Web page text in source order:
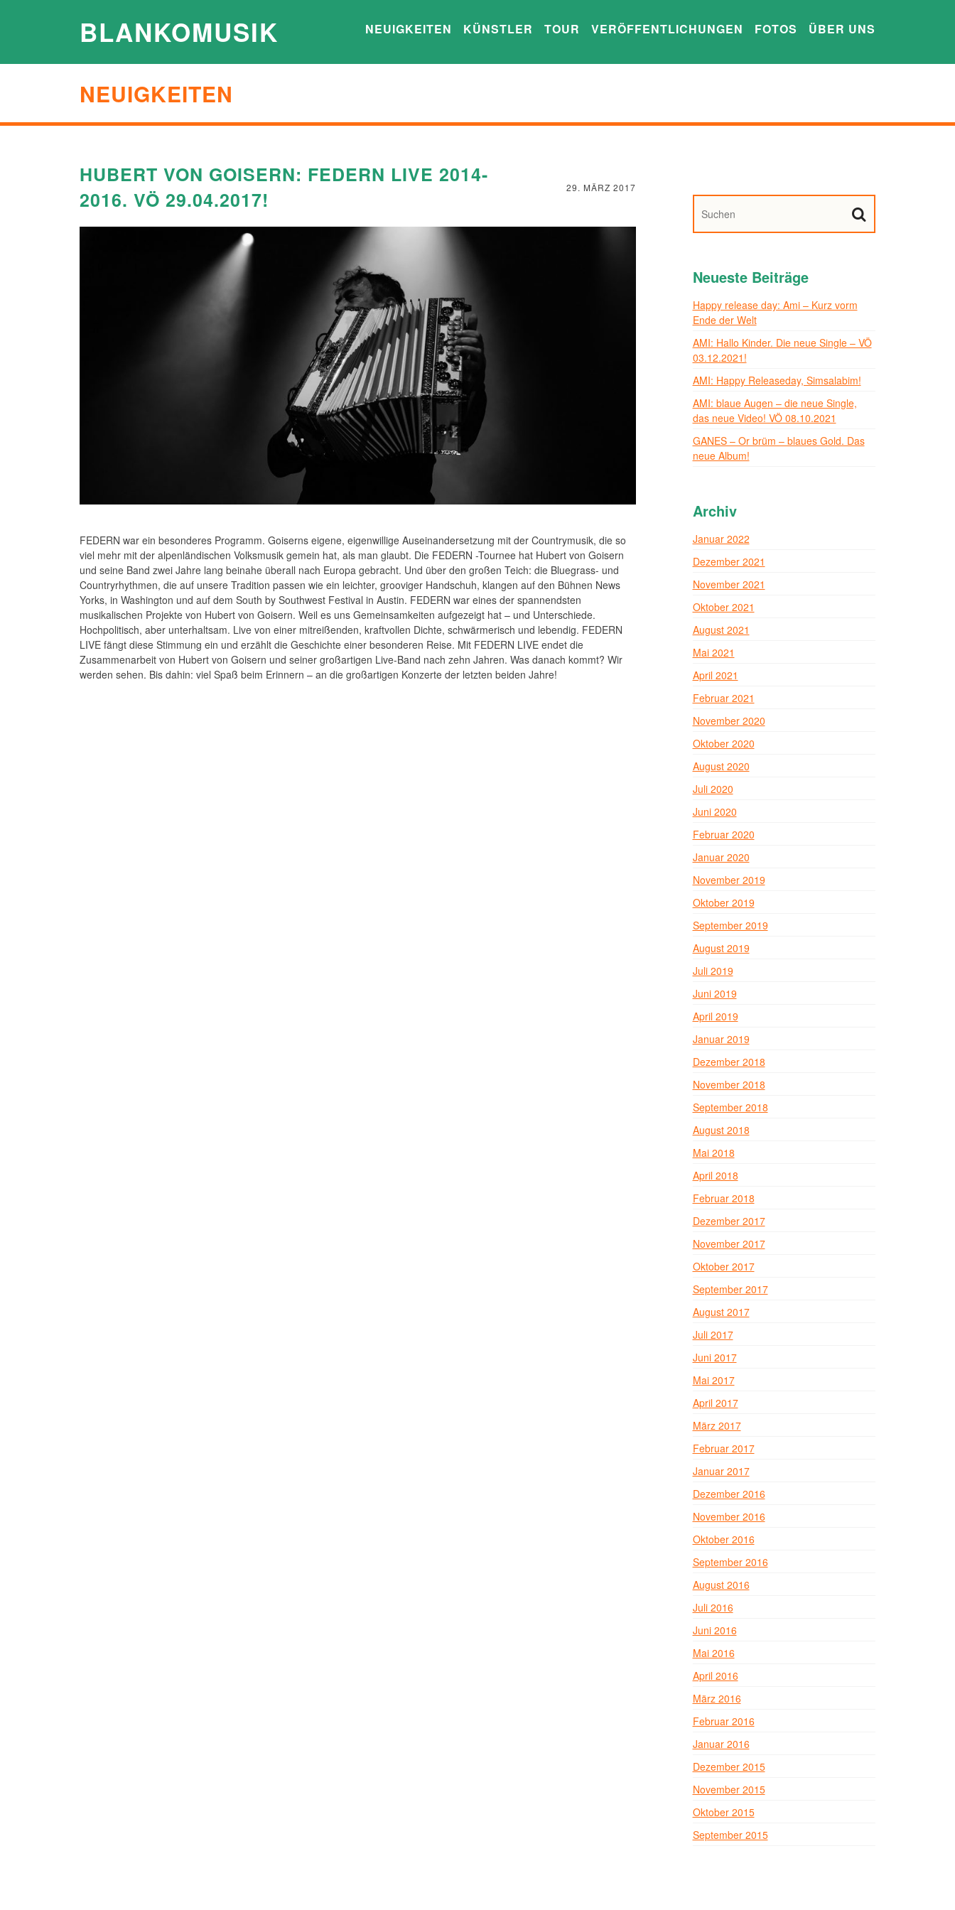
BLANKOMUSIK NEUIGKEITEN KÜNSTLER TOUR VERÖFFENTLICHUNGEN FOTOS ÜBER UNS
NEUIGKEITEN
HUBERT VON GOISERN: FEDERN LIVE 2014-
2016. VÖ 29.04.2017!
29. MÄRZ 2017
FEDERN war ein besonderes Programm. Goiserns eigene, eigenwillige Auseinandersetzung mit der Countrymusik, die so
viel mehr mit der alpenländischen Volksmusik gemein hat, als man glaubt. Die FEDERN -Tournee hat Hubert von Goisern
und seine Band zwei Jahre lang beinahe überall nach Europa gebracht. Und über den großen Teich: die Bluegrass- und
Countryrhythmen, die auf unsere Tradition passen wie ein leichter, grooviger Handschuh, klangen auf den Bühnen News
Yorks, in Washington und auf dem South by Southwest Festival in Austin. FEDERN war eines der spannendsten
musikalischen Projekte von Hubert von Goisern. Weil es uns Gemeinsamkeiten aufgezeigt hat – und Unterschiede.
Hochpolitisch, aber unterhaltsam. Live von einer mitreißenden, kraftvollen Dichte, schwärmerisch und lebendig. FEDERN
LIVE fängt diese Stimmung ein und erzählt die Geschichte einer besonderen Reise. Mit FEDERN LIVE endet die
Zusammenarbeit von Hubert von Goisern und seiner großartigen Live-Band nach zehn Jahren. Was danach kommt? Wir
werden sehen. Bis dahin: viel Spaß beim Erinnern – an die großartigen Konzerte der letzten beiden Jahre!
Neueste Beiträge
Happy release day: Ami – Kurz vorm
Ende der Welt
AMI: Hallo Kinder. Die neue Single – VÖ
03.12.2021!
AMI: Happy Releaseday, Simsalabim!
AMI: blaue Augen – die neue Single,
das neue Video! VÖ 08.10.2021
GANES – Or brüm – blaues Gold. Das
neue Album!
Archiv
Januar 2022
Dezember 2021
November 2021
Oktober 2021
August 2021
Mai 2021
April 2021
Februar 2021
November 2020
Oktober 2020
August 2020
Juli 2020
Juni 2020
Februar 2020
Januar 2020
November 2019
Oktober 2019
September 2019
August 2019
Juli 2019
Juni 2019
April 2019
Januar 2019
Dezember 2018
November 2018
September 2018
August 2018
Mai 2018
April 2018
Februar 2018
Dezember 2017
November 2017
Oktober 2017
September 2017
August 2017
Juli 2017
Juni 2017
Mai 2017
April 2017
März 2017
Februar 2017
Januar 2017
Dezember 2016
November 2016
Oktober 2016
September 2016
August 2016
Juli 2016
Juni 2016
Mai 2016
April 2016
März 2016
Februar 2016
Januar 2016
Dezember 2015
November 2015
Oktober 2015
September 2015